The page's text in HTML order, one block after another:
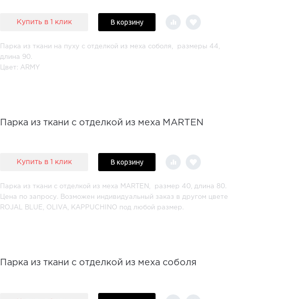
Купить в 1 клик В корзину
Парка из ткани на пуху с отделкой из меха соболя, размеры 44,
длина 90.
Цвет: ARMY
Парка из ткани с отделкой из меха MARTEN
Купить в 1 клик В корзину
Парка из ткани с отделкой из меха MARTEN, размер 40, длина 80.
Цена по запросу. Возможен индивидуальный заказ в другом цвете
ROJAL BLUE, OLIVA, KAPPUCHINO под любой размер.
Парка из ткани с отделкой из меха соболя